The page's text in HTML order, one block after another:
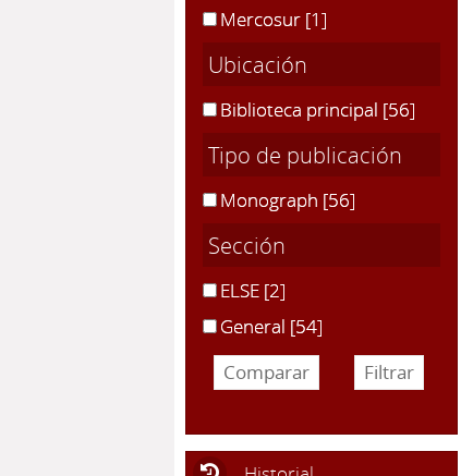
Mercosur [1]
Ubicación
Biblioteca principal [56]
Tipo de publicación
Monograph [56]
Sección
ELSE [2]
General [54]